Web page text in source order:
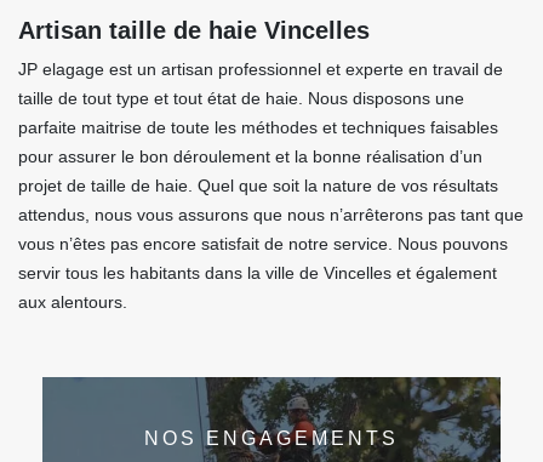
Artisan taille de haie Vincelles
JP elagage est un artisan professionnel et experte en travail de
taille de tout type et tout état de haie. Nous disposons une
parfaite maitrise de toute les méthodes et techniques faisables
pour assurer le bon déroulement et la bonne réalisation d’un
projet de taille de haie. Quel que soit la nature de vos résultats
attendus, nous vous assurons que nous n’arrêterons pas tant que
vous n’êtes pas encore satisfait de notre service. Nous pouvons
servir tous les habitants dans la ville de Vincelles et également
aux alentours.
NOS ENGAGEMENTS